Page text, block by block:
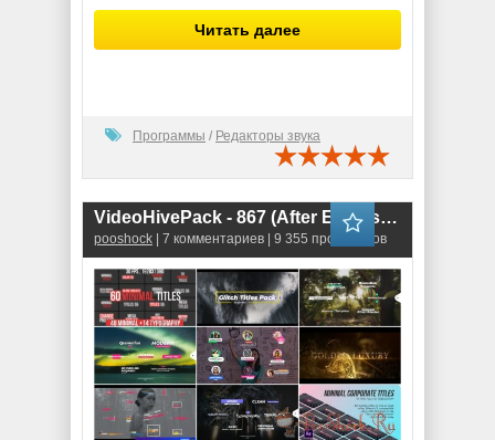
Читать далее
Программы / Редакторы звука
VideoHivePack - 867 (After Effects Projects Pack)
pooshock | 7 комментариев | 9 355 просмотров